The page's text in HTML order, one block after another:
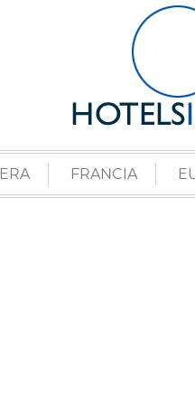
FRANCIA